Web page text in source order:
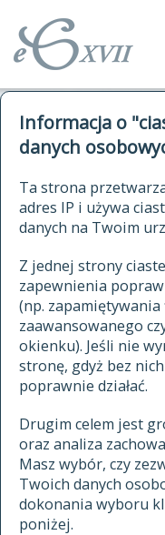
Informacja o
danych
Ta strona
adres IP i używa
danych na Twoim
Z jednej strony
zapewnienia
(np.
zaawansowanego
okienku). Jeśli nie
stronę, gdyż bez
poprawnie działać.
Drugim celem jest
oraz analiza
Masz wybór, czy
Twoich danych
dokonania wyboru
poniżej.
autorzy Słownika
historia
publikacje
źródła
autorzy tekstów
zasady opracowania
statystyki
najnowsze hasła
ostatnio zmodyfikowane
materiały archiwalne
cytowanie
kontakt
kwerendy
jak cytować Słownik
XVII I
zaczynające